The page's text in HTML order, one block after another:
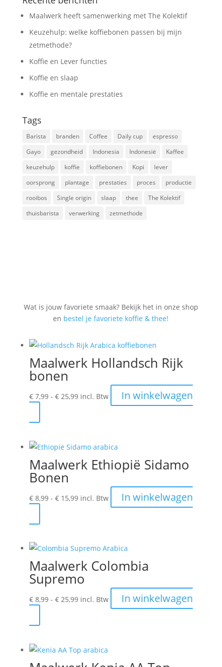
Maalwerk heeft samenwerking met The Kolektif
Keuzehulp: welke koffiebonen passen bij mijn
zetmethode?
Koffie en Lever functies
Koffie en slaap
Koffie en mentale prestaties
Tags
Barista branden Coffee Daily cup
espresso
Gayo
gezondheid Indonesia Indonesië
Kaffee
keuzehulp
koffie koffiebonen Kopi
lever
oorsprong
plantage prestaties proces
productie
rooibos
Single origin slaap thee
The Kolektif
thuisbarista
verwerking zetmethode
Wat is jouw favoriete smaak? Bekijk het in onze shop
en bestel je favoriete koffie & thee!
Maalwerk Hollandsch Rijk
bonen
€7,99 - €25,99Prijsklasse:
incl. Btw In winkelwagen
product
meerdere
variaties.
Deze
kan
worden
de
productpagina
Maalwerk Ethiopië Sidamo
Bonen
€8,99 - €15,99Prijsklasse:
incl. Btw In winkelwagen
product
meerdere
variaties.
Deze
optie
kan
worden
de
Maalwerk Colombia
Supremo
€8,99 - €25,99Prijsklasse:
incl. Btw In winkelwagen
product
meerdere
variaties.